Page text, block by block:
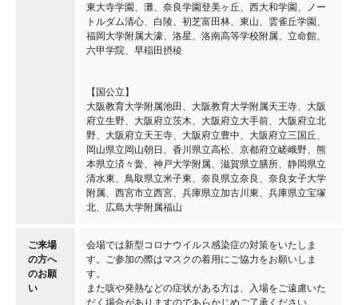
東大寺学園、灘、奈良学園登美ヶ丘、西大和学園、ノー
トルダム清心、白陵、初芝富田林、東山、雲雀丘学園、
福岡大学附属大濠、洛星、洛南高等学校附属、立命館、
六甲学院、早稲田摂稜
【国公立】
大阪教育大学附属池田、大阪教育大学附属天王寺、大阪
府立生野、大阪府立茨木、大阪府立大手前、大阪府立北
野、大阪府立天王寺、大阪府立豊中、大阪府立三国丘、
岡山県立岡山朝日、香川県立高松、京都府立嵯峨野、熊
本県立済々黌、神戸大学附属、滋賀県立膳所、静岡県立
清水東、鳥取県立米子東、奈良県立奈良、奈良女子大学
附属、西宮市立西宮、兵庫県立加古川東、兵庫県立宝塚
北、広島大学附属福山
ご来場
の方へ
のお願
い
会場では新型コロナウイルス感染症の対策をいたしま
す。ご参加の際はマスクの着用にご協力をお願いしま
す。
また咳や発熱などの症状がある方は、入場をご遠慮いた
だく場合がありますのであらかじめご了承ください。